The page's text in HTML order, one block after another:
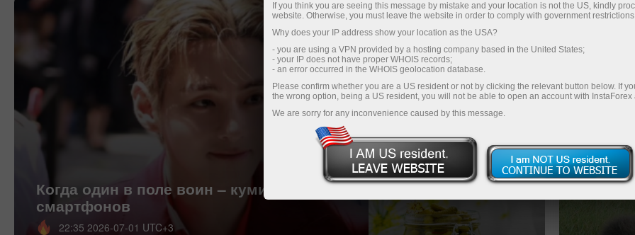
Когда один в поле воин – кумиры эпохи
смартфонов
22:35 2026-07-01 UTC+3
Одиночество в кубе – грядет
цифровых нор?
22:12 2026-06-30 UTC+3
Пейзаж напоказ – когда
ландшафт становится
инструментом власти
В поисках
ИИ открыл
If you think you are seeing this message by mistake and your location is not the US, kindly
website. Otherwise, you must leave the website in order to comply with government
Why does your IP address show your location as the USA?
- you are using a VPN provided by a hosting company based in the United States;
- your IP does not have proper WHOIS records;
- an error occurred in the WHOIS geolocation database.
Please confirm whether you are a US resident or not by clicking the relevant button below. If
the wrong option, being a US resident, you will not be able to open an account with InstaForex
We are sorry for any inconvenience caused by this message.